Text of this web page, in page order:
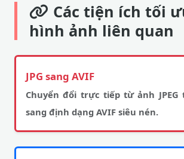
Các tiện ích tối
hình ảnh liên quan
JPG sang AVIF
Chuyển đổi trực tiếp từ ảnh
sang định dạng AVIF siêu nén.